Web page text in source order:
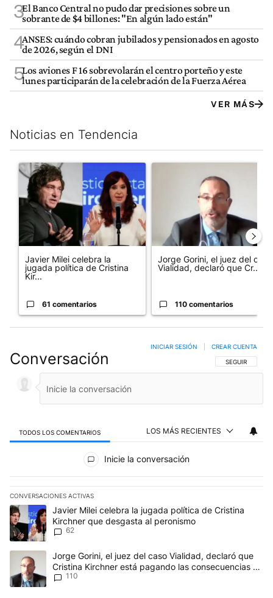
3El Banco Central no pudo dar precisiones sobre un
sobrante de $4 billones: "En algún lado están"
4ANSES: cuándo cobran jubilados y pensionados en agosto
de 2026, según el DNI
5Los aviones F 16 sobrevolarán el centro porteño y este
lunes participarán de la celebración de la Fuerza Aérea
VER MÁS
Noticias en Tendencia
Este listado muestra los artículos con más comentarios en los
Un artículo de tendencia con el título "Javier Milei celebra la
Javier Milei celebra la
jugada política de Cristina
Kir...
61 comentarios
Un artículo de tendencia con
Jorge Gorini, el juez del caso
Vialidad, declaró que Cr...
110 comentarios
Conversación SIGA ESTA
SEGUIR
INICIAR SESIÓN CREAR CUENTA
TODOS LOS COMENTARIOS LOS MÁS RECIENTES
Todos los comentarios
Inicie la conversación
CONVERSACIONES ACTIVAS
Este listado muestra los artículos con más comentarios en los
Un artículo de tendencia con el título "Javier Milei celebra la
Javier Milei celebra la jugada política de Cristina
Kirchner que desgasta al peronismo
62
Un artículo de tendencia con el título "Jorge Gorini, el juez del
Jorge Gorini, el juez del caso Vialidad, declaró que
Cristina Kirchner está pagando las consecuencias de
cometer "un delito comprobado"
110